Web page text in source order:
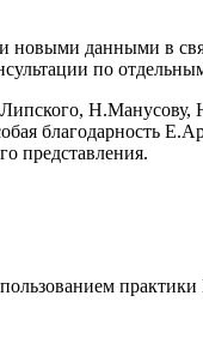
данными в
по
благодарность
представления.